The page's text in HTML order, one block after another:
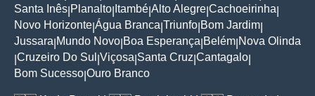
Santa Inês Planalto Itambé Alto Alegre Cachoeirinha
Novo Horizonte Água Branca Triunfo Bom Jardim
Jussara Mundo Novo Boa Esperança Belém Nova Olinda
Cruzeiro Do Sul Viçosa Santa Cruz Cantagalo
Bom Sucesso Ouro Branco